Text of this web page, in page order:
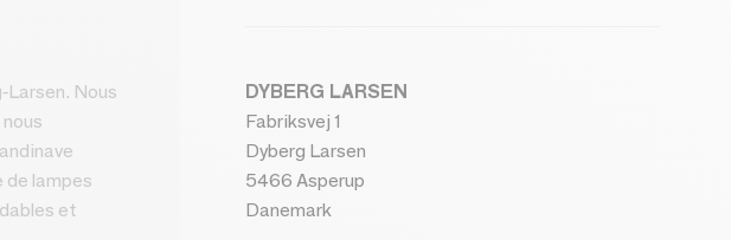
Larsen. Nous
de lampes
et
DYBERG LARSEN
Fabriksvej 1
Dyberg Larsen
5466 Asperup
Danemark